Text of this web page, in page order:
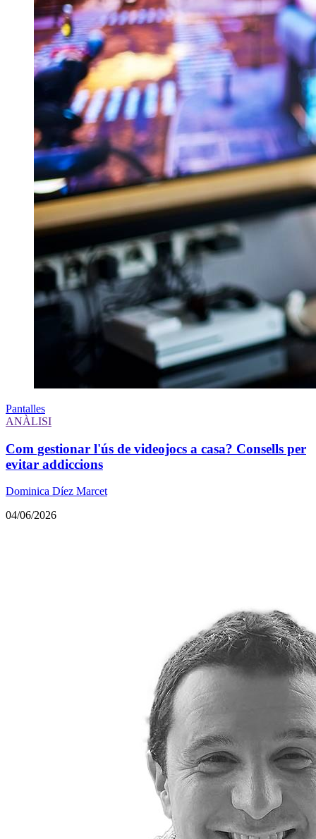
Pantalles
ANÀLISI
Com gestionar l'ús de videojocs a casa? Consells per
evitar addiccions
Dominica Díez Marcet
04/06/2026